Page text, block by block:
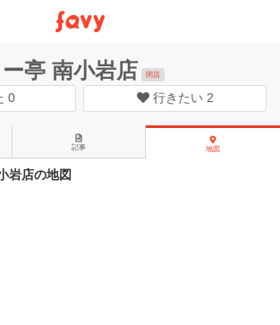
亭 南小岩店 閉店
0 行きたい 2
記事 地図
岩店の地図